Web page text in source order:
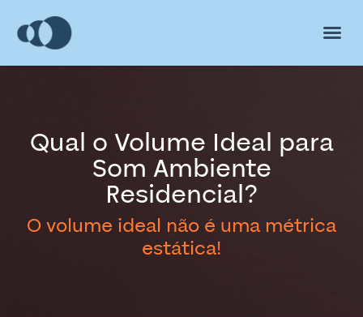
Qual o Volume Ideal para
Som Ambiente
Residencial?
O volume ideal não é uma métrica
estática!